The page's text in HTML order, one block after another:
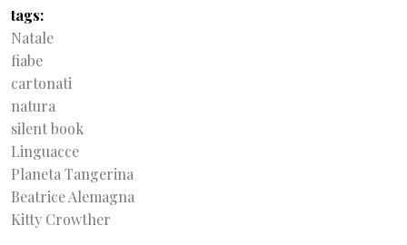
tags
Natale
fiabe
cartonati
natura
silent book
Linguacce
Planeta Tangerina
Beatrice Alemagna
Kitty Crowther